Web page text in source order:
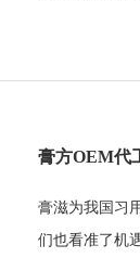
膏方OEM代
膏滋为我国习
们也看准了机